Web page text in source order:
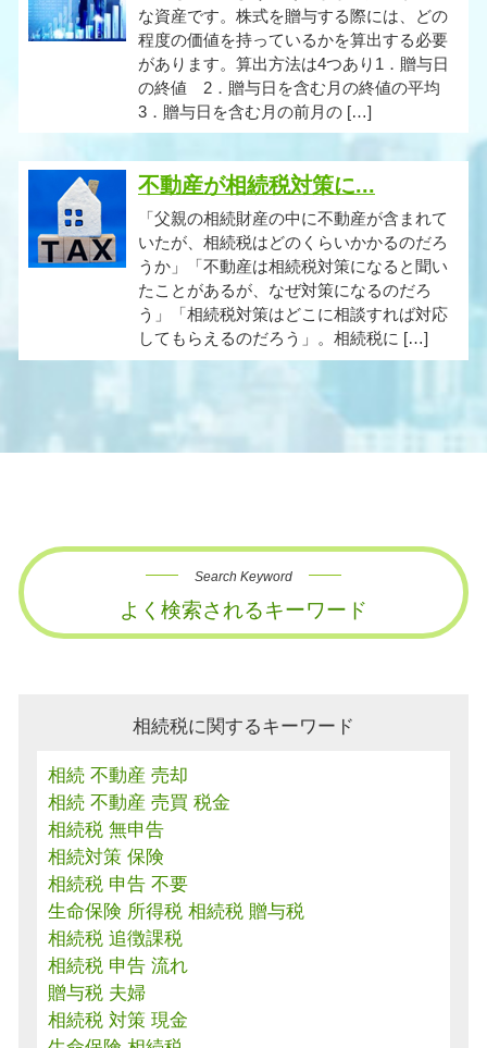
な資産です。株式を贈与する際には、どの
程度の価値を持っているかを算出する必要
があります。算出方法は4つあり1．贈与日
の終値 2．贈与日を含む月の終値の平均
3．贈与日を含む月の前月の […]
不動産が相続税対策に...
「父親の相続財産の中に不動産が含まれて
いたが、相続税はどのくらいかかるのだろ
うか」「不動産は相続税対策になると聞い
たことがあるが、なぜ対策になるのだろ
う」「相続税対策はどこに相談すれば対応
してもらえるのだろう」。相続税に […]
Search Keyword
よく検索されるキーワード
相続税に関するキーワード
相続 不動産 売却
相続 不動産 売買 税金
相続税 無申告
相続対策 保険
相続税 申告 不要
生命保険 所得税 相続税 贈与税
相続税 追徴課税
相続税 申告 流れ
贈与税 夫婦
相続税 対策 現金